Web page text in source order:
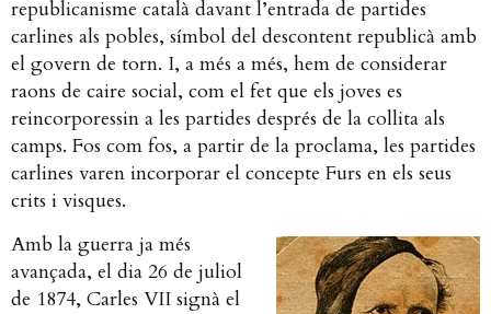
republicanisme català davant l’entrada de partides
carlines als pobles, símbol del descontent republicà amb
el govern de torn. I, a més a més, hem de considerar
raons de caire social, com el fet que els joves es
reincorporessin a les partides després de la collita als
camps. Fos com fos, a partir de la proclama, les partides
carlines varen incorporar el concepte Furs en els seus
crits i visques.
Amb la guerra ja més
avançada, el dia 26 de juliol
de 1874, Carles VII signà el